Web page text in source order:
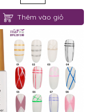
Thêm vào giỏ